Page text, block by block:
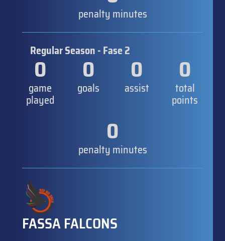
penalty minutes
Regular Season - Fase 2
0
game
played
0
goals
0
assist
0
total
points
0
penalty minutes
FASSA FALCONS